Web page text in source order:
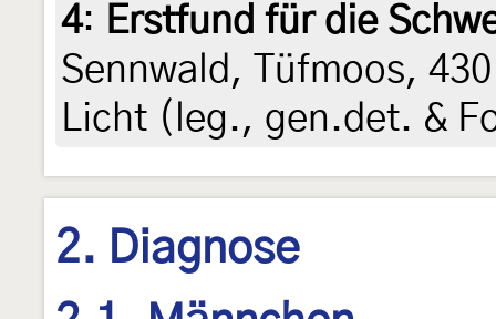
4: Erstfund für die
Sennwald, Tüfmoos,
Licht (leg., gen.det. &
2. Diagnose